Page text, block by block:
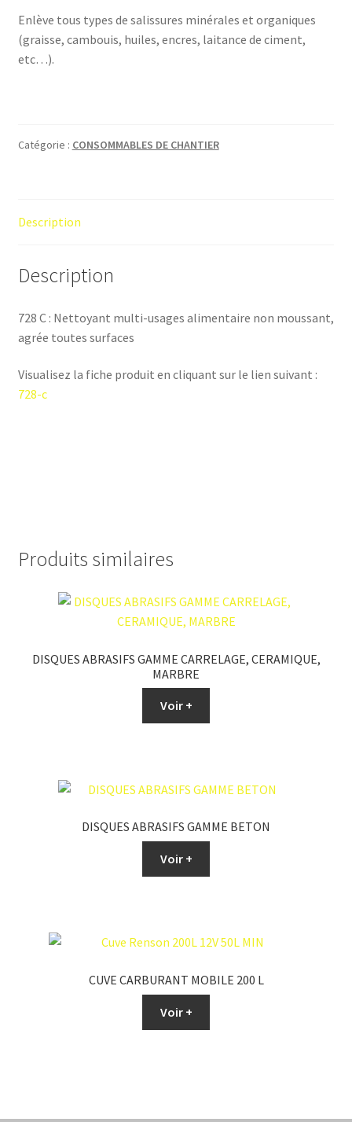
Enlève tous types de salissures minérales et organiques
(graisse, cambouis, huiles, encres, laitance de ciment,
etc…).
Catégorie : CONSOMMABLES DE CHANTIER
Description
Description
728 C : Nettoyant multi-usages alimentaire non moussant,
agrée toutes surfaces
Visualisez la fiche produit en cliquant sur le lien suivant :
728-c
Produits similaires
DISQUES ABRASIFS GAMME CARRELAGE, CERAMIQUE,
MARBRE
Voir +
DISQUES ABRASIFS GAMME BETON
Voir +
CUVE CARBURANT MOBILE 200 L
Voir +